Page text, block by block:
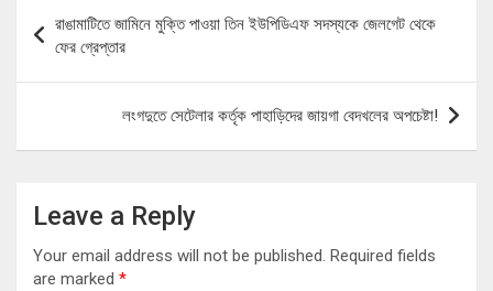
navigation
রাঙামাটিতে জামিনে মুক্তি পাওয়া তিন ইউপিডিএফ সদস্যকে জেলগেট থেকে
ফের গ্রেপ্তার
লংগদুতে সেটেলার কর্তৃক পাহাড়িদের জায়গা বেদখলের অপচেষ্টা!
Leave a Reply
Your email address will not be published. Required fields
are marked *